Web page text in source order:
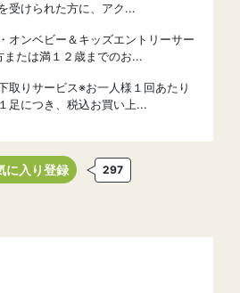
受けられた方に、アク...
オンベビー＆キッズエントリーサー
または満１２歳までのお...
取りサービス※お一人様１回あたり
足につき、税込お買い上...
に入り登録 297